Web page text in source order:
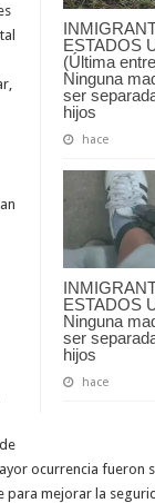
ESTADOS
(Última
Ninguna
ser
hijos
hace
ESTADOS
Ninguna
ser
hijos
hace
ocurrencia fueron
para mejorar la